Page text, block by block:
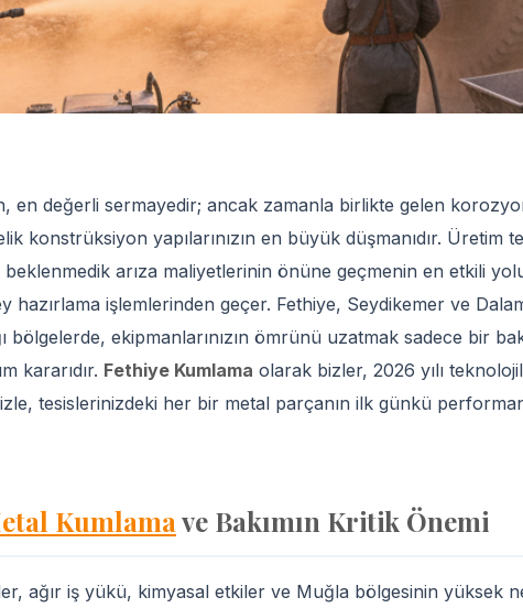
en değerli sermayedir; ancak zamanla birlikte gelen
konstrüksiyon yapılarınızın en büyük düşmanıdır. Üretim
arıza maliyetlerinin önüne geçmenin en etkili
hazırlama işlemlerinden geçer. Fethiye, Seydikemer ve
bölgelerde, ekipmanlarınızın ömrünü uzatmak sadece bir
kararıdır. Fethiye Kumlama olarak bizler, 2026 yılı
tesislerinizdeki her bir metal parçanın ilk günkü
Kumlamave Bakımın Kritik Önemi
ağır iş yükü, kimyasal etkiler ve Muğla bölgesinin yüksek